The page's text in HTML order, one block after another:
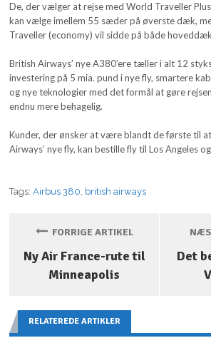
De, der vælger at rejse med World Traveller
kan vælge imellem 55 sæder på øverste dæk,
Traveller (economy) vil sidde på både
British Airways’ nye A380’ere tæller i alt 12
investering på 5 mia. pund i nye fly, smartere
og nye teknologier med det formål at gøre
endnu mere behagelig.
Kunder, der ønsker at være blandt de første til
Airways’ nye fly, kan bestille fly til Los Angeles
Tags:Airbus 380, british airways
FORRIGE ARTIKEL
Ny Air France-rute til
Minneapolis
Det
RELATEREDE ARTIKLER